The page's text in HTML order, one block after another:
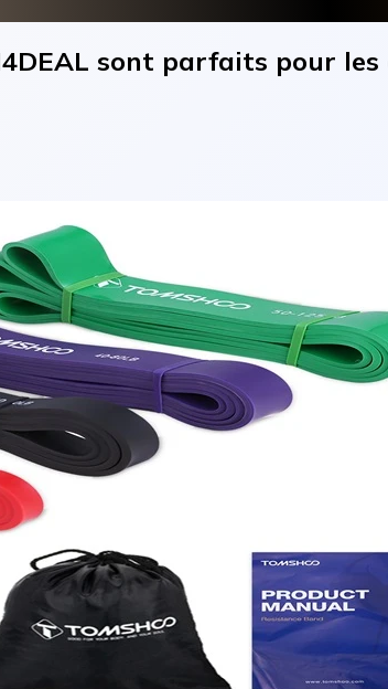
sont parfaits pour